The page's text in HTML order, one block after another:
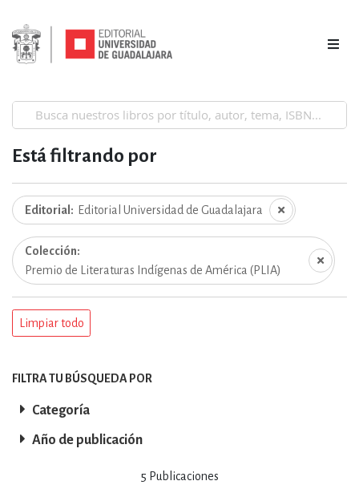
5 Publicaciones
Está filtrando por
Editorial Editorial Universidad de Guadalajara
Colección
Premio de Literaturas Indígenas de América (PLIA)
Limpiar todo
FILTRA TU BÚSQUEDA POR
Categoría
Año de publicación